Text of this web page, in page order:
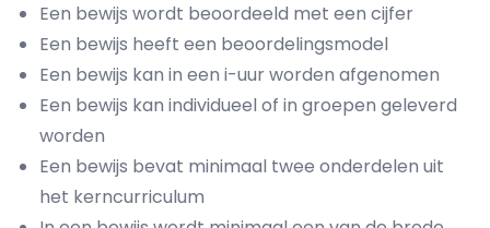
Een bewijs wordt beoordeeld met een cijfer
Een bewijs heeft een beoordelingsmodel
Een bewijs kan in een i-uur worden afgenomen
Een bewijs kan individueel of in groepen geleverd
worden
Een bewijs bevat minimaal twee onderdelen uit
het kerncurriculum